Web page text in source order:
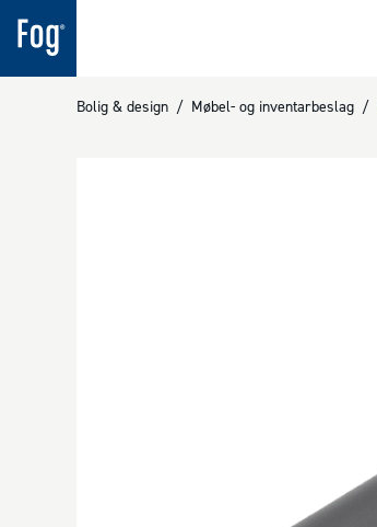
Bolig & design / Møbel- og inventarbeslag /